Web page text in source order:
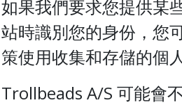
如果我們要求您提供某
站時識別您的身份，您
策使用收集和存儲的個
Trollbeads A/S 可能會